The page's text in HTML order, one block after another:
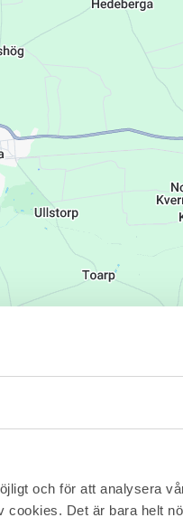
och för att analysera
Det är bara helt